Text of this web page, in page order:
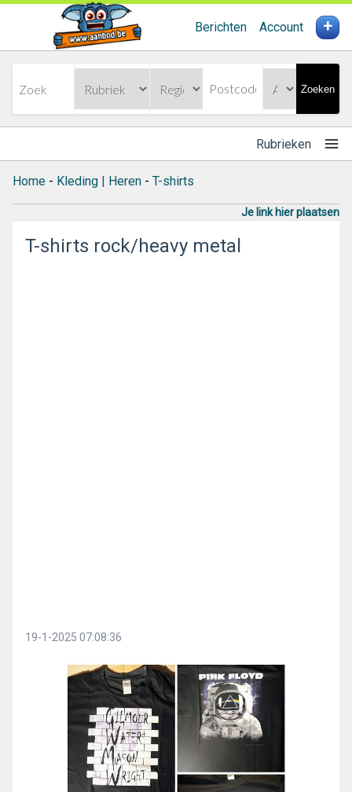
Berichten Account +
Zoeken
Rubrieken
Home - Kleding | Heren - T-shirts
Je link hier plaatsen
T-shirts rock/heavy metal
19-1-2025 07:08:36